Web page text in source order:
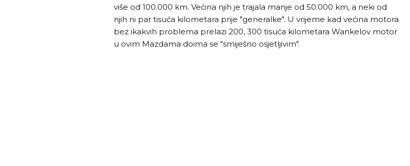
više od 100.000 km. Većina njih je trajala manje od 50.000 km, a neki od
njih ni par tisuća kilometara prije "generalke". U vrijeme kad većina motora
bez ikakvih problema prelazi 200, 300 tisuća kilometara Wankelov motor
u ovim Mazdama doima se "smiješno osjetljivim".